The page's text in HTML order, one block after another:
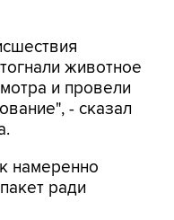
животное
и провели
- сказал
намеренно
ради